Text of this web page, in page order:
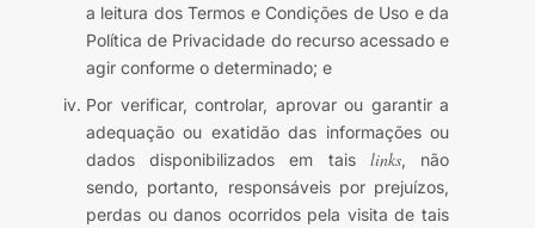
a leitura dos Termos e Condições de Uso e da
Política de Privacidade do recurso acessado e
agir conforme o determinado; e
Por verificar, controlar, aprovar ou garantir a
adequação ou exatidão das informações ou
dados disponibilizados em tais links, não
sendo, portanto, responsáveis por prejuízos,
perdas ou danos ocorridos pela visita de tais